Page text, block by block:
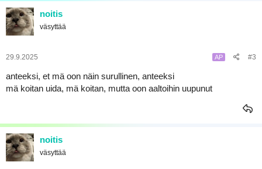
noitis
väsyttää
29.9.2025 AP #3
anteeksi, et mä oon näin surullinen, anteeksi
mä koitan uida, mä koitan, mutta oon aaltoihin uupunut
noitis
väsyttää